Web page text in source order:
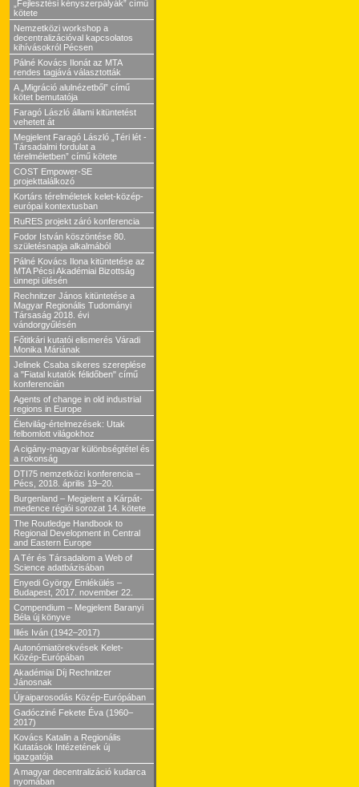
„Fejlesztési kényszerpályák” című
kötete
Nemzetközi workshop a
decentralizációval kapcsolatos
kihívásokról Pécsen
Pálné Kovács Ilonát az MTA
rendes tagjává választották
A „Migráció alulnézetből” című
kötet bemutatója
Faragó László állami kitüntetést
vehetett át
Megjelent Faragó László „Téri lét -
Társadalmi fordulat a
térelméletben” című kötete
COST Empower-SE
projekttalálkozó
Kortárs térelméletek kelet-közép-
európai kontextusban
RuRES projekt záró konferencia
Fodor István köszöntése 80.
születésnapja alkalmából
Pálné Kovács Ilona kitüntetése az
MTA Pécsi Akadémiai Bizottság
ünnepi ülésén
Rechnitzer János kitüntetése a
Magyar Regionális Tudományi
Társaság 2018. évi
vándorgyűlésén
Főtitkári kutatói elismerés Váradi
Monika Máriának
Jelinek Csaba sikeres szereplése
a "Fiatal kutatók félidőben" című
konferencián
Agents of change in old industrial
regions in Europe
Életvilág-értelmezések: Utak
felbomlott világokhoz
A cigány-magyar különbségtétel és
a rokonság
DTI75 nemzetközi konferencia –
Pécs, 2018. április 19–20.
Burgenland – Megjelent a Kárpát-
medence régiói sorozat 14. kötete
The Routledge Handbook to
Regional Development in Central
and Eastern Europe
A Tér és Társadalom a Web of
Science adatbázisában
Enyedi György Emlékülés –
Budapest, 2017. november 22.
Compendium – Megjelent Baranyi
Béla új könyve
Illés Iván (1942–2017)
Autonómiatörekvések Kelet-
Közép-Európában
Akadémiai Díj Rechnitzer
Jánosnak
Újraiparosodás Közép-Európában
Gadócziné Fekete Éva (1960–
2017)
Kovács Katalin a Regionális
Kutatások Intézetének új
igazgatója
A magyar decentralizáció kudarca
nyomában